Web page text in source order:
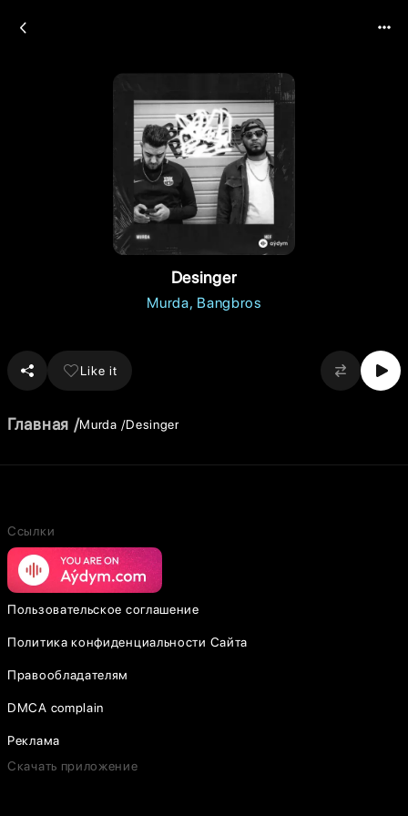
Desinger
Murda Bangbros
Like it
Главная Murda Desinger
Ссылки
Пользовательское соглашение
Политика конфиденциальности Сайта
Правообладателям
DMCA complain
Реклама
Скачать приложение